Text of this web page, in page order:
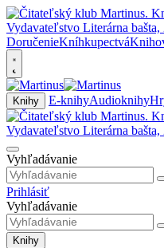
DoručenieKníhkupectvá
Knihy E-knihyAudioknihy
Vyhľadávanie
Prihlásiť
Vyhľadávanie
Knihy